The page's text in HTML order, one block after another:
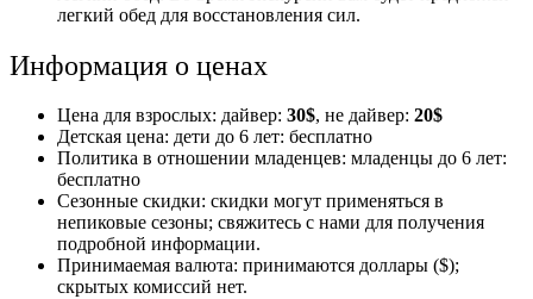
легкий обед для восстановления сил.
Информация о ценах
Цена для взрослых: дайвер: 30$, не дайвер: 20$
Детская цена: дети до 6 лет: бесплатно
Политика в отношении младенцев: младенцы до 6 лет:
бесплатно
Сезонные скидки: скидки могут применяться в
непиковые сезоны; свяжитесь с нами для получения
подробной информации.
Принимаемая валюта: принимаются доллары ($);
скрытых комиссий нет.